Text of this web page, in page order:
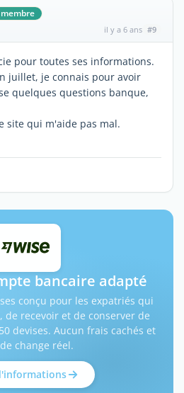
il y a 6 ans #9
pour toutes ses informations.
juillet, je connais pour avoir
quelques questions banque,
site qui m'aide pas mal.
bancaire adapté
conçu pour les expatriés qui
de recevoir et de conserver de
devises. Aucun frais cachés et
change réel.